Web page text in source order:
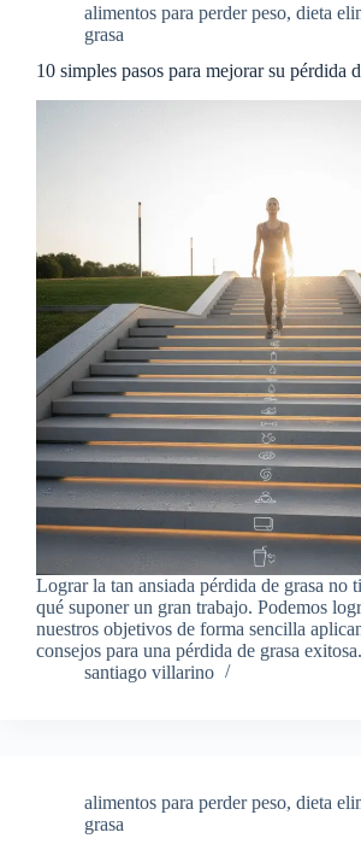
alimentos para perder peso, dieta
grasa
10 simples pasos para mejorar su pérdida
Lograr la tan ansiada pérdida de grasa no
qué suponer un gran trabajo. Podemos
nuestros objetivos de forma sencilla
consejos para una pérdida de grasa exitosa.
santiago villarino
alimentos para perder peso, dieta
grasa